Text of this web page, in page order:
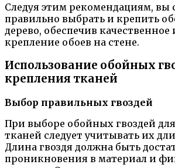
Следуя этим рекомендациям, вы
правильно выбрать и крепить
дерево, обеспечив
крепление обоев на стене.
Использование обойных
крепления тканей
Выбор правильных гвоздей
При выборе обойных гвоздей
тканей следует учитывать их
Длина гвоздя должна быть
проникновения в материал и